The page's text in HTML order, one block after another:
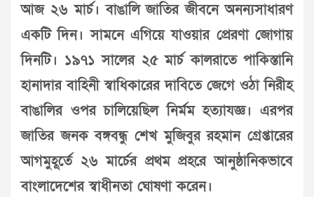
আজ ২৬ মার্চ। বাঙালি জাতির জীবনে অনন্যসাধারণ
একটি দিন। সামনে এগিয়ে যাওয়ার প্রেরণা জোগায়
দিনটি। ১৯৭১ সালের ২৫ মার্চ কালরাতে পাকিস্তানি
হানাদার বাহিনী স্বাধিকারের দাবিতে জেগে ওঠা নিরীহ
বাঙালির ওপর চালিয়েছিল নির্মম হত্যাযজ্ঞ। এরপর
জাতির জনক বঙ্গবন্ধু শেখ মুজিবুর রহমান গ্রেপ্তারের
আগমুহূর্তে ২৬ মার্চের প্রথম প্রহরে আনুষ্ঠানিকভাবে
বাংলাদেশের স্বাধীনতা ঘোষণা করেন।